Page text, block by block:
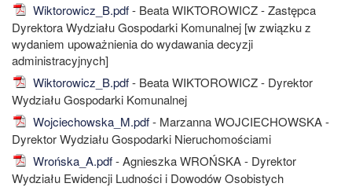
Wiktorowicz_B.pdf- Beata WIKTOROWICZ - Zastępca
Dyrektora Wydziału Gospodarki Komunalnej [w związku z
wydaniem upoważnienia do wydawania decyzji
administracyjnych]
Wiktorowicz_B.pdf- Beata WIKTOROWICZ - Dyrektor
Wydziału Gospodarki Komunalnej
Wojciechowska_M.pdf- Marzanna WOJCIECHOWSKA -
Dyrektor Wydziału Gospodarki Nieruchomościami
Wrońska_A.pdf- Agnieszka WROŃSKA - Dyrektor
Wydziału Ewidencji Ludności i Dowodów Osobistych